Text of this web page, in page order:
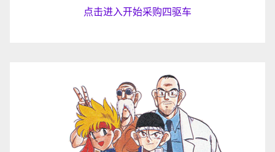
点击进入开始采购四驱车